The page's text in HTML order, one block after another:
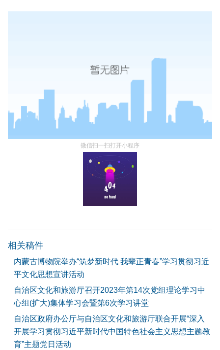
微信扫一扫打开小程序
相关稿件
内蒙古博物院举办“筑梦新时代 我辈正青春”学习贯彻习近
平文化思想宣讲活动
自治区文化和旅游厅召开2023年第14次党组理论学习中
心组(扩大)集体学习会暨第6次学习讲堂
自治区政府办公厅与自治区文化和旅游厅联合开展“深入
开展学习贯彻习近平新时代中国特色社会主义思想主题教
育”主题党日活动